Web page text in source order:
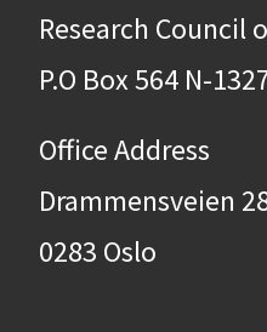
Research Council
P.O Box 564 N-
Office Address
Drammensveien
0283 Oslo